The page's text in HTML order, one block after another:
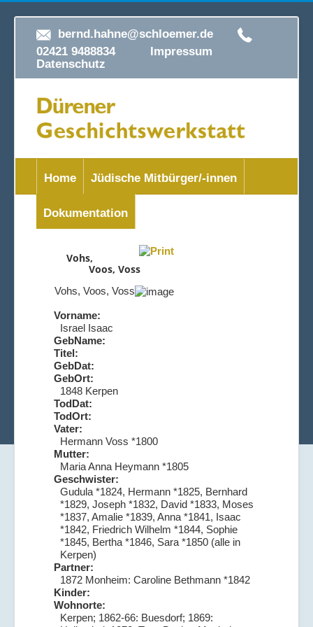
bernd.hahne@schloemer.de
02421 9488834 Impressum
Datenschutz
Home Jüdische Mitbürger/-innen
Dokumentation
Vohs,
Voos, Voss
Vohs, Voos, Voss
Vorname:
Israel Isaac
GebName:
Titel:
GebDat:
GebOrt:
1848 Kerpen
TodDat:
TodOrt:
Vater:
Hermann Voss *1800
Mutter:
Maria Anna Heymann *1805
Geschwister:
Gudula *1824, Hermann *1825, Bernhard
*1829, Joseph *1832, David *1833, Moses
*1837, Amalie *1839, Anna *1841, Isaac
*1842, Friedrich Wilhelm *1844, Sophie
*1845, Bertha *1846, Sara *1850 (alle in
Kerpen)
Partner:
1872 Monheim: Caroline Bethmann *1842
Kinder:
Wohnorte:
Kerpen; 1862-66: Buesdorf; 1869: